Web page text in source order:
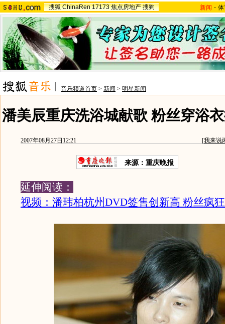
搜狐 ChinaRen 17173 焦点房地产 搜狗 新闻 -
音乐频道首页 > 新闻 > 明星新闻
潘美辰重庆洗浴城献歌 粉丝穿浴
2007年08月27日12:21 [我来说
来源：重庆晚报
延伸阅读：
视频：潘玮柏杭州DVD签售创新高 粉丝疯